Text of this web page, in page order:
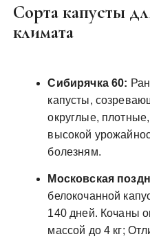
Сорта капусты
климата
Сибирячка 60:
капусты,
округлые,
высокой
болезням.
Московская
белокочанной
140 дней. Кочаны
массой до 4 кг;